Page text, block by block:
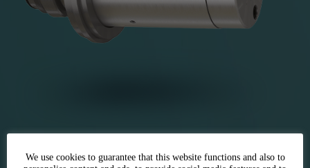
メディアに応じて、様々なバージョンの 2 チャンネル ロータ
We use cookies to guarantee that this website functions and also to